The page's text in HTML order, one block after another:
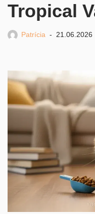
Tropical
Patrícia 21.06.2026